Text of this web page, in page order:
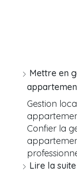
Mettre en
Gestion
Confier la
Lire la suite